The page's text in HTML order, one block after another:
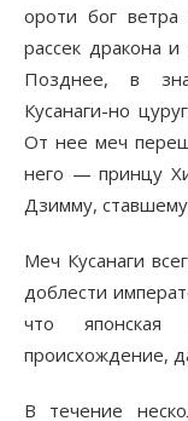
ороти бог ветра
рассек дракона
Позднее, в
Кусанаги-но
От нее меч
него — принцу
Дзимму,
Меч Кусанаги
доблести
что японская
происхождение,
В течение